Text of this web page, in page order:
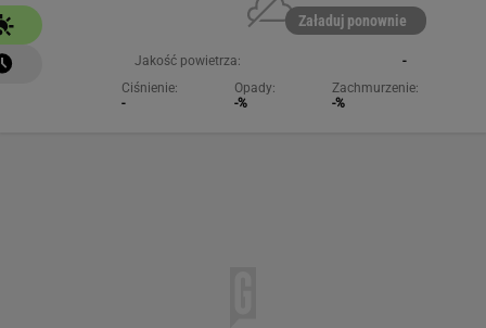
Załaduj ponownie
Jakość powietrza:
-
Ciśnienie:
-
Opady:
-%
Zachmurzenie:
-%